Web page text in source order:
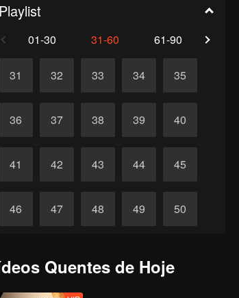
Playlist
01-30 31-60 61-90
31 32 33 34 35
36 37 38 39 40
41 42 43 44 45
46 47 48 49 50
Quentes de Hoje